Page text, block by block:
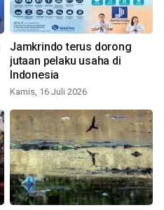
Jamkrindo terus dorong
jutaan pelaku usaha di
Indonesia
Kamis, 16 Juli 2026